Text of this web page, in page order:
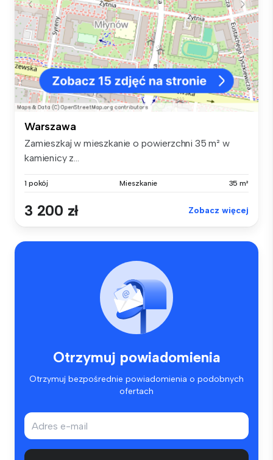
Warszawa
Zamieszkaj w mieszkanie o powierzchni 35 m² w
kamienicy z...
1 pokój Mieszkanie 35 m²
3 200 zł Zobacz więcej
Otrzymuj powiadomienia
Otrzymuj bezpośrednie powiadomienia o podobnych
ofertach